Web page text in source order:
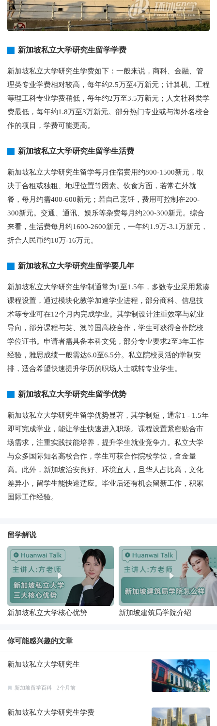
新加坡私立大学研究生留学学费
新加坡私立大学研究生学费如下：一般来说，商科、金融、管
理类专业学费相对较高，每年约2.5万至4万新元；计算机、工程
等理工科专业学费稍低，每年约2万至3.5万新元；人文社科类学
费最低，每年约1.8万至3万新元。部分热门专业或与海外名校合
作的项目，学费可能更高。
新加坡私立大学研究生留学生活费
新加坡私立大学研究生留学每月住宿费用约800-1500新元，取
决于合租或独租、地理位置等因素。饮食方面，若常在外就
餐，每月约需400-600新元；若自己烹饪，费用可控制在200-
300新元。交通、通讯、娱乐等杂费每月约200-300新元。综合
来看，生活费每月约1600-2600新元，一年约1.9万-3.1万新元，
折合人民币约10万-16万元。
新加坡私立大学研究生留学要几年
新加坡私立大学研究生学制通常为1至1.5年，多数专业采用紧凑
课程设置，通过模块化教学加速学业进程，部分商科、信息技
术等专业可在12个月内完成学业。其学制设计注重效率与就业
导向，部分课程与英、澳等国高校合作，学生可获得合作院校
学位证书。申请者需具备本科文凭，部分专业要求2至3年工作
经验，雅思成绩一般需达6.0至6.5分。私立院校灵活的学制安
排，适合希望快速提升学历的职场人士或转专业学生。
新加坡私立大学研究生留学优势
新加坡私立大学研究生留学优势显著，其学制短，通常1 - 1.5年
即可完成学业，能让学生快速进入职场。课程设置紧密贴合市
场需求，注重实践技能培养，提升学生就业竞争力。私立大学
与众多国际知名高校合作，学生可获合作院校学位，含金量
高。此外，新加坡治安良好、环境宜人，且华人占比高，文化
差异小，留学生能快速适应。毕业后还有机会留新工作，积累
国际工作经验。
留学解说
新加坡私立大学核心优势 新加坡建筑局学院介绍
你可能感兴趣的文章
新加坡私立大学研究生
新加坡留学百科 2个月前
新加坡私立大学研究生学费